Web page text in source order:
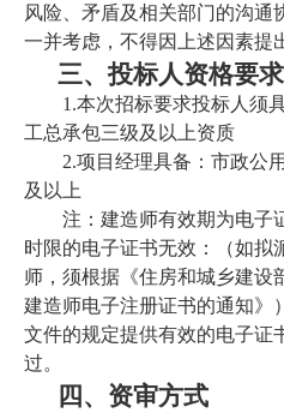
风险、矛盾及相关部门的沟通
一并考虑，不得因上述因素提
三、投标人资格要求
1.本次招标要求投标人须
工总承包三级及以上资质
2.项目经理具备： 市政公
及以上
注 ： 建造师有效期为电子
时限的电子证书无效：（如拟
师，须根据《住房和城乡建设
建造师电子注册证书的通知》
文件的规定提供有效的电子证
过。
四、 资审方式